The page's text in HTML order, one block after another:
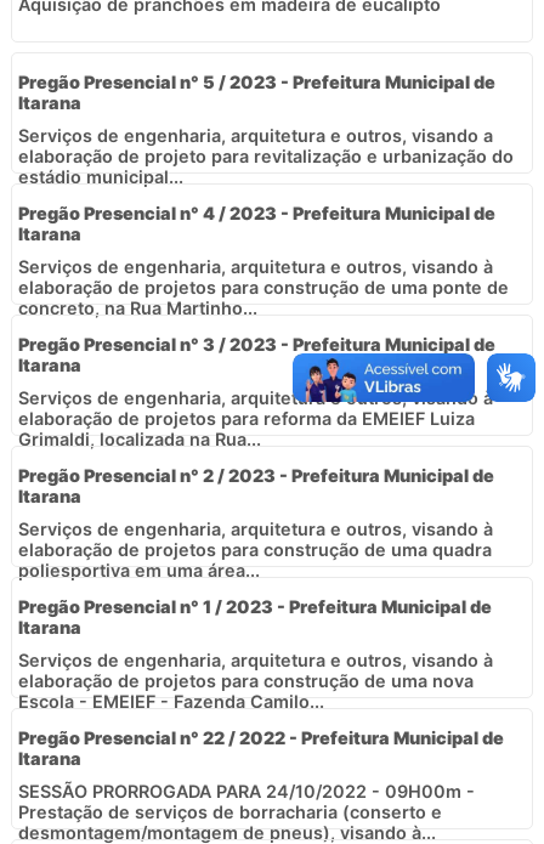
Pregão Presencial n° 5 / 2023 - Prefeitura Municipal de
Itarana
Serviços de engenharia, arquitetura e outros, visando a
elaboração de projeto para revitalização e urbanização do
estádio municipal...
Pregão Presencial n° 4 / 2023 - Prefeitura Municipal de
Itarana
Serviços de engenharia, arquitetura e outros, visando à
elaboração de projetos para construção de uma ponte de
concreto, na Rua Martinho...
Pregão Presencial n° 3 / 2023 - Prefeitura Municipal de
Itarana
Serviços de engenharia, arquitetura e outros, visando à
elaboração de projetos para reforma da EMEIEF Luiza
Grimaldi, localizada na Rua...
Pregão Presencial n° 2 / 2023 - Prefeitura Municipal de
Itarana
Serviços de engenharia, arquitetura e outros, visando à
elaboração de projetos para construção de uma quadra
poliesportiva em uma área...
Pregão Presencial n° 1 / 2023 - Prefeitura Municipal de
Itarana
Serviços de engenharia, arquitetura e outros, visando à
elaboração de projetos para construção de uma nova
Escola - EMEIEF - Fazenda Camilo...
Pregão Presencial n° 22 / 2022 - Prefeitura Municipal de
Itarana
SESSÃO PRORROGADA PARA 24/10/2022 - 09H00m -
Prestação de serviços de borracharia (conserto e
desmontagem/montagem de pneus), visando à...